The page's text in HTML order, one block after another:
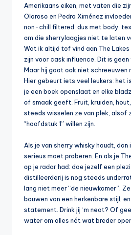
Amerikaans eiken, met vaten die
Oloroso en Pedro Ximénez
non-chill filtered, dus met body,
om die sherrylaagjes niet te laten
Wat ik altijd tof vind aan The
zijn voor cask influence. Dit is
Maar hij gaat ook niet schreeuwen
Hier gebeurt iets veel leukers: het
je een boek openslaat en elke
of smaak geeft. Fruit, kruiden,
steeds wisselen ze van plek, alsof
“hoofdstuk 1” willen zijn.
Als je van sherry whisky houdt,
serieus moet proberen. En als je
op je radar had: doe jezelf een
distilleerderij is nog steeds
lang niet meer “de nieuwkomer”.
bouwen van een herkenbare stijl,
statement. Drink jij ‘m neat? Of
water om alles nét wat breder